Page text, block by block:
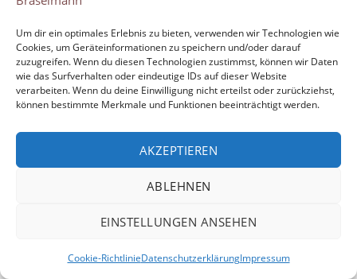
Um dir ein optimales Erlebnis zu bieten, verwenden wir Technologien wie
Cookies, um Geräteinformationen zu speichern und/oder darauf
zuzugreifen. Wenn du diesen Technologien zustimmst, können wir Daten
wie das Surfverhalten oder eindeutige IDs auf dieser Website
verarbeiten. Wenn du deine Einwilligung nicht erteilst oder zurückziehst,
können bestimmte Merkmale und Funktionen beeinträchtigt werden.
AKZEPTIEREN
ABLEHNEN
EINSTELLUNGEN ANSEHEN
Cookie-RichtlinieDatenschutzerklärungImpressum
Zukunftsfähig & sicher: Regelmäßige...
"WordPress
als
Ihr
Content
System"
Mehr lesen
Copyright © 2026 André Braselmann